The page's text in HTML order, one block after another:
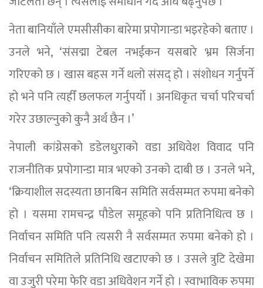
नेता बानियाँले एमसीसीका बारेमा प्रपोगान्डा भइरहेको बताए ।
उनले भने, ‘संसद्मा टेबल नभईकन यसबारे भ्रम सिर्जना
गरिएको छ । खास बहस गर्ने थलो संसद् हो । संशोधन गर्नुपर्ने
हो भने पनि त्यहीँ छलफल गर्नुपर्यो । अनधिकृत चर्चा परिचर्चा
गरेर उछाल्नुको कुनै अर्थ छैन ।’
नेपाली कांग्रेसको डडेलधुराको वडा अधिवेश विवाद पनि
राजनीतिक प्रपोगान्डा मात्र भएको उनको दाबी छ । उनले भने,
‘क्रियाशील सदस्यता छानबिन समिति सर्वसम्मत रुपमा बनेको
हो । यसमा रामचन्द्र पौडेल समूहको पनि प्रतिनिधित्व छ ।
निर्वाचन समिति पनि त्यसरी नै सर्वसम्मत रुपमा बनेको हो ।
निर्वाचन समितिले प्रतिनिधि खटाएको छ । उसले त्रुटि देखेमा
वा उजुरी परेमा फेरि वडा अधिवेशन गर्ने हो । स्वाभाविक रुपमा